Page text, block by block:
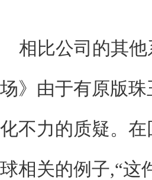
相比公司的其
场》由于有原版
化不力的质疑。
球相关的例子,“这